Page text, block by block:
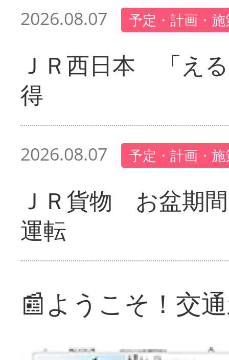
2026.08.07 予定・計画・
ＪＲ西日本 「え
得
2026.08.07 予定・計画・
ＪＲ貨物 お盆期
運転
📰ようこそ！交